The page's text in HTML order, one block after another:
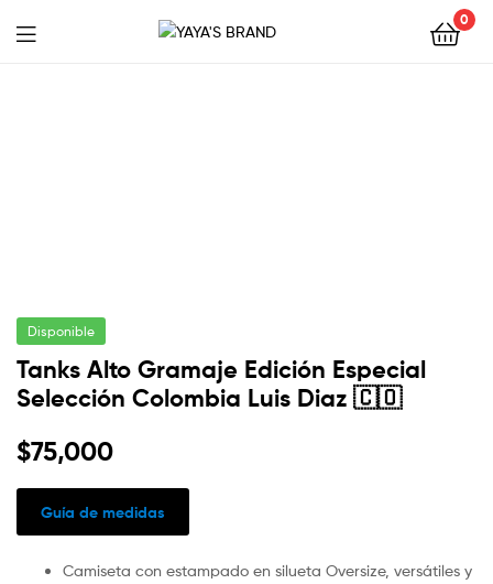
0
Disponible
Tanks Alto Gramaje Edición Especial
Selección Colombia Luis Diaz 🇨🇴
$75,000
Guía de medidas
Camiseta con estampado en silueta Oversize, versátiles y